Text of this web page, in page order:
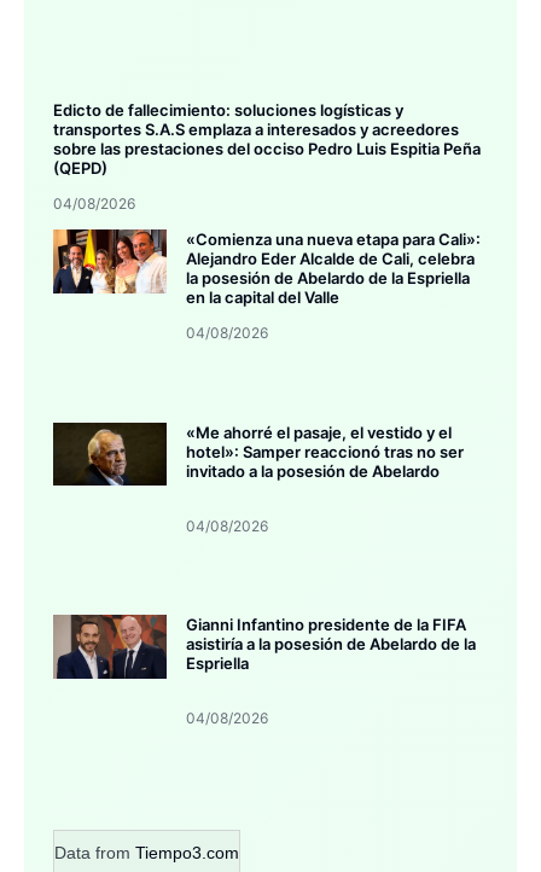
Edicto de fallecimiento: soluciones logísticas y
transportes S.A.S emplaza a interesados y acreedores
sobre las prestaciones del occiso Pedro Luis Espitia Peña
(QEPD)
04/08/2026
«Comienza una nueva etapa para Cali»:
Alejandro Eder Alcalde de Cali, celebra
la posesión de Abelardo de la Espriella
en la capital del Valle
04/08/2026
«Me ahorré el pasaje, el vestido y el
hotel»: Samper reaccionó tras no ser
invitado a la posesión de Abelardo
04/08/2026
Gianni Infantino presidente de la FIFA
asistiría a la posesión de Abelardo de la
Espriella
04/08/2026
Data from Tiempo3.com